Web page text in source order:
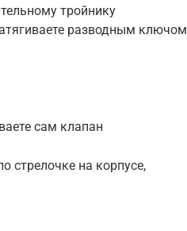
тройнику
разводным ключом
сам клапан
стрелочке на корпусе,